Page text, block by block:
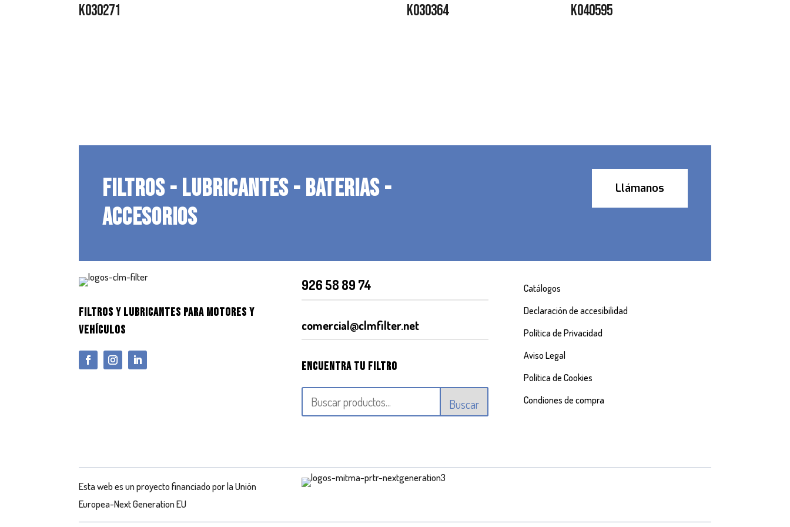
K030271 K030364 K040595
FILTROS - LUBRICANTES - BATERIAS -
ACCESORIOS
Llámanos
FILTROS Y LUBRICANTES PARA MOTORES Y
VEHÍCULOS
926 58 89 74
comercial@clmfilter.net
Encuentra tu filtro
Buscar
Catálogos
Declaración de accesibilidad
Política de Privacidad
Aviso Legal
Política de Cookies
Condiones de compra
Esta web es un proyecto financiado por la Unión
Europea-Next Generation EU